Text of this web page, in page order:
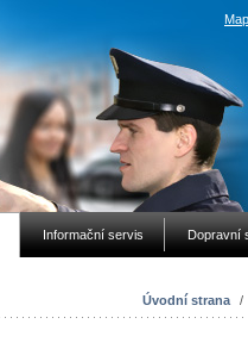
Informační servis Dopravní
Úvodní strana /